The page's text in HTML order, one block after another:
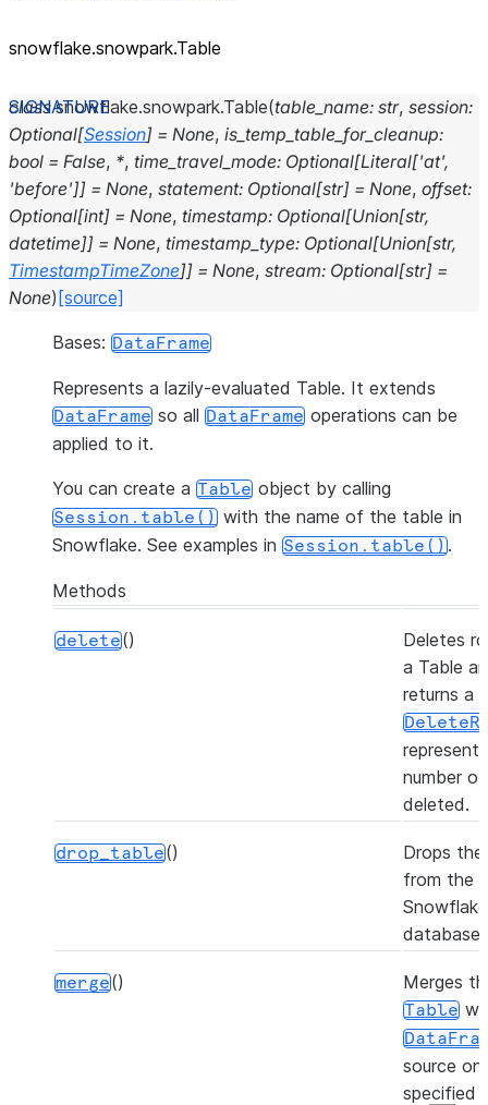
snowflake.snowpark.Table
class snowflake.snowpark.Table(table_name: str, session:
Optional[Session] = None, is_temp_table_for_cleanup:
bool = False, *, time_travel_mode: Optional[Literal['at',
'before']] = None, statement: Optional[str] = None, offset:
Optional[int] = None, timestamp: Optional[Union[str,
datetime]] = None, timestamp_type: Optional[Union[str,
TimestampTimeZone]] = None, stream: Optional[str] =
None) [source]
Bases: DataFrame
Represents a lazily-evaluated Table. It extends
DataFrame so all DataFrame operations can be
applied to it.
You can create a Table object by calling
Session.table() with the name of the table in
Snowflake. See examples in Session.table().
Methods
delete()
Deletes
a Table
returns a
number
deleted.
drop_table()
Drops
from the
Snowflake
database.
merge() Merges
Table
source
specified